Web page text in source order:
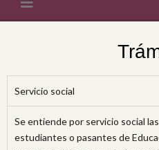
Servicio social
Se entiende por servicio social
estudiantes o pasantes de